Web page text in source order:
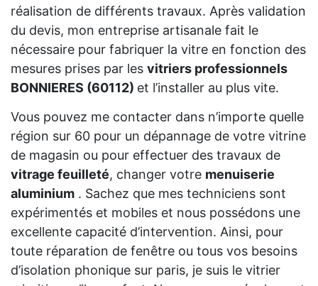
réalisation de différents travaux. Après validation
du devis, mon entreprise artisanale fait le
nécessaire pour fabriquer la vitre en fonction des
mesures prises par les vitriers professionnels
BONNIERES (60112) et l’installer au plus vite.
Vous pouvez me contacter dans n’importe quelle
région sur 60 pour un dépannage de votre vitrine
de magasin ou pour effectuer des travaux de
vitrage feuilleté, changer votre menuiserie
aluminium . Sachez que mes techniciens sont
expérimentés et mobiles et nous possédons une
excellente capacité d’intervention. Ainsi, pour
toute réparation de fenêtre ou tous vos besoins
d’isolation phonique sur paris, je suis le vitrier